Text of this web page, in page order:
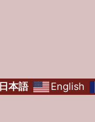
日本語 English